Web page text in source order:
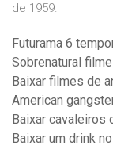
de 1959.
Futurama 6
Sobrenatural
Baixar filmes de
American
Baixar cavaleiros
Baixar um drink